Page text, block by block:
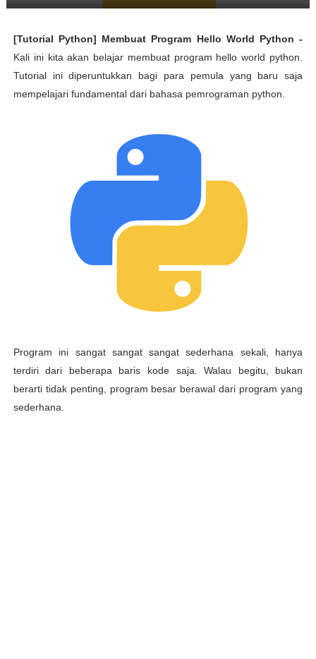
[Tutorial Python] Membuat Program Hello World Python -
Kali ini kita akan belajar membuat program hello world python.
Tutorial ini diperuntukkan bagi para pemula yang baru saja
mempelajari fundamental dari bahasa pemrograman python.
Program ini sangat sangat sangat sederhana sekali, hanya
terdiri dari beberapa baris kode saja. Walau begitu, bukan
berarti tidak penting, program besar berawal dari program yang
sederhana.